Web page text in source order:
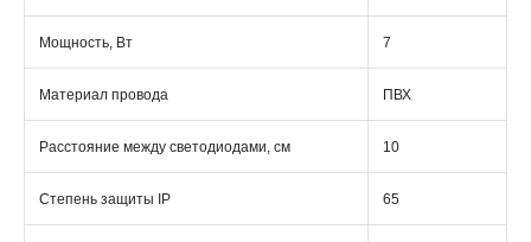
Мощность, Вт 7
Материал провода ПВХ
Расстояние между светодиодами, см 10
Степень защиты IP 65